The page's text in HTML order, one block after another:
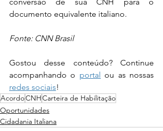
documento equivalente italiano.
Fonte: CNN Brasil
Gostou desse conteúdo? Continue
acompanhando o portal
redes sociais!
AcordoCNHCarteira de Habilitação
Oportunidades
Cidadania Italiana